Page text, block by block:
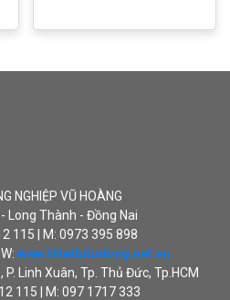
NGHIỆP VŨ HOÀNG
Long Thành - Đồng Nai
115 | M: 0973 395 898
www.thietbitudong.net.vn
Linh Xuân, Tp. Thủ Đức, Tp.HCM
115 | M: 097 1717 333